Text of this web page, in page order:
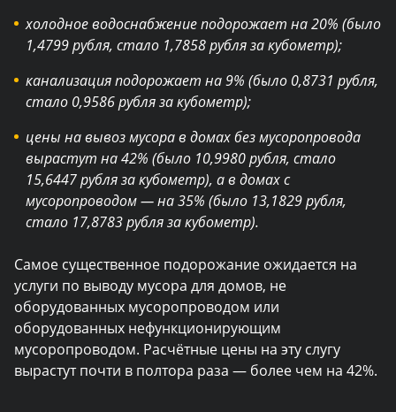
холодное водоснабжение подорожает на 20% (было
1,4799 рубля, стало 1,7858 рубля за кубометр);
канализация подорожает на 9% (было 0,8731 рубля,
стало 0,9586 рубля за кубометр);
цены на вывоз мусора в домах без мусоропровода
вырастут на 42% (было 10,9980 рубля, стало
15,6447 рубля за кубометр), а в домах с
мусоропроводом — на 35% (было 13,1829 рубля,
стало 17,8783 рубля за кубометр).
Самое существенное подорожание ожидается на
услуги по выводу мусора для домов, не
оборудованных мусоропроводом или
оборудованных нефункционирующим
мусоропроводом. Расчётные цены на эту слугу
вырастут почти в полтора раза — более чем на 42%.